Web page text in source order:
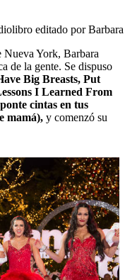
editado por
Nueva York, Barbara
de la gente. Se dispuso
Big Breasts, Put
I Learned From
cintas en tus
mamá), y comenzó su